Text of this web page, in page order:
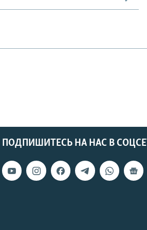
ПОДПИШИТЕСЬ НА НАС В